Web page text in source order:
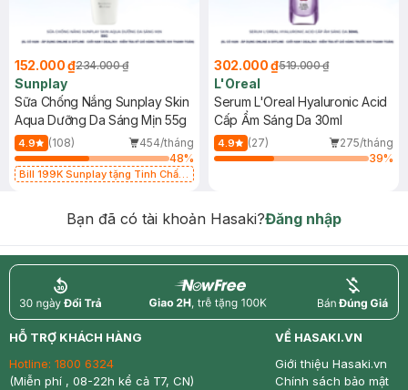
152.000 ₫234.000 ₫
Sunplay
Sữa Chống Nắng Sunplay Skin
Aqua Dưỡng Da Sáng Mịn 55g
4.9 (108)
454/tháng
48%
Bill 199K Sunplay tặng Tinh Chất
302.000 ₫519.000 ₫
L'Oreal
Serum L'Oreal Hyaluronic Acid
Cấp Ẩm Sáng Da 30ml
4.9 (27)
275/tháng
39%
Bạn đã có tài khoản Hasaki?Đăng nhập
return nowfree price
HỖ TRỢ KHÁCH HÀNG
Hotline: 1800 6324
(Miễn phí , 08-22h kể cả T7, CN)
VỀ HASAKI.VN
Giới thiệu Hasaki.vn
Chính sách bảo mật